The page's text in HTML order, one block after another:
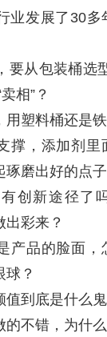
业发展了30多
要从包装桶选
相”？
塑料桶还是
撑，添加剂里
磨出好的点
创新途径了
彩来？
产品的脸面，
球？
到底是什么鬼
的不错，为什